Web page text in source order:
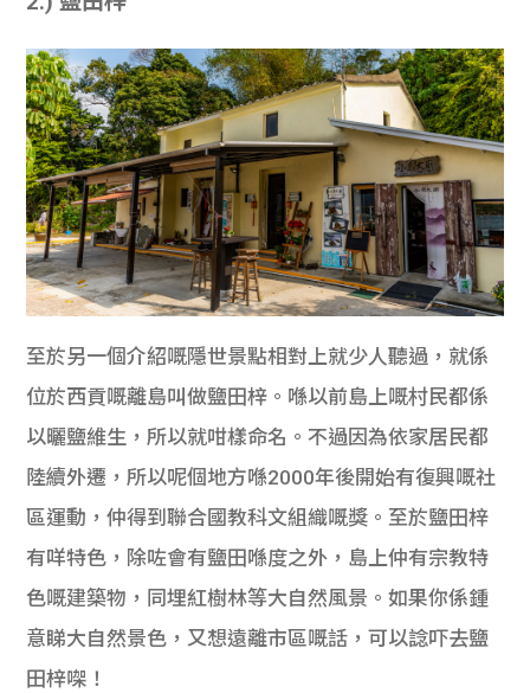
至於另一個介紹嘅隱世景點相對上就少人聽過，就係
位於西貢嘅離島叫做鹽田梓。喺以前島上嘅村民都係
以曬鹽維生，所以就咁樣命名。不過因為依家居民都
陸續外遷，所以呢個地方喺2000年後開始有復興嘅社
區運動，仲得到聯合國教科文組織嘅獎。至於鹽田梓
有咩特色，除咗會有鹽田喺度之外，島上仲有宗教特
色嘅建築物，同埋紅樹林等大自然風景。如果你係鍾
意睇大自然景色，又想遠離市區嘅話，可以諗吓去鹽
田梓㗎！